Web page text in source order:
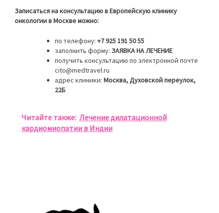
Записаться на консультацию в Европейскую клинику
онкологии в Москве можно:
по телефону: +7 925 191 50 55
заполнить форму: ЗАЯВКА НА ЛЕЧЕНИЕ
получить консультацию по электронной почте
cito@medtravel.ru
адрес клиники: Москва, Духовской переулок,
22Б
Читайте также: Лечение дилатационной
кардиомиопатии в Индии